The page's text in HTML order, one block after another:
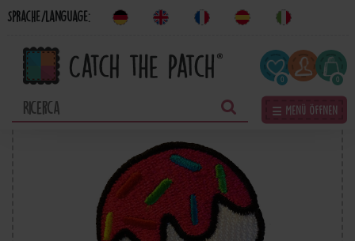
Sprache/Language:
0
☰ Menü öffnen